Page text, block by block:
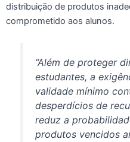
distribuição de produtos
comprometido aos alunos.
“Além de proteger
estudantes, a
validade mínimo
desperdícios de
reduz a
produtos vencidos